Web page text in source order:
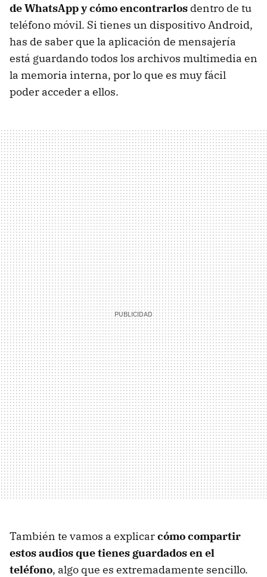
de WhatsApp y cómo encontrarlos dentro de tu
teléfono móvil. Si tienes un dispositivo Android,
has de saber que la aplicación de mensajería
está guardando todos los archivos multimedia en
la memoria interna, por lo que es muy fácil
poder acceder a ellos.
También te vamos a explicarcómo compartir
estos audios que tienes guardados en el
teléfono, algo que es extremadamente sencillo.